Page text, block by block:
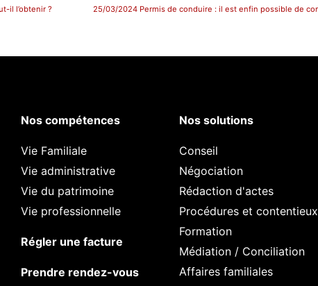
il l’obtenir ?
Nos compétences
Vie Familiale
Vie administrative
Vie du patrimoine
Vie professionnelle
Régler une facture
Prendre rendez-vous
Nos solutions
Conseil
Négociation
Rédaction d'actes
Procédures et contentieux
Formation
Médiation / Conciliation
Affaires familiales